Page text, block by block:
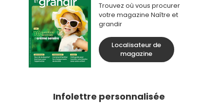
Trouvez où vous procurer
votre magazine Naître et
grandir
Localisateur de
magazine
Infolettre personnalisée